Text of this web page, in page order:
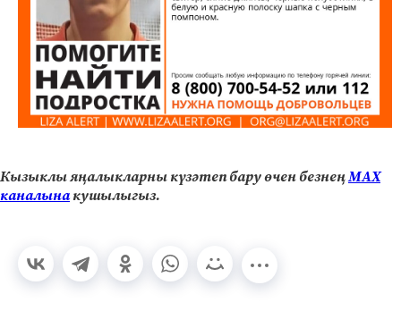
Кызыклы яңалыкларны күзәтеп бару өчен безнеңМАХ
каналынакушылыгыз.